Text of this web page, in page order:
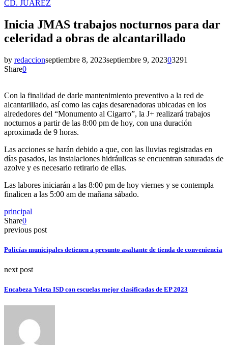
CD. JUAREZ
Inicia JMAS trabajos nocturnos para dar
celeridad a obras de alcantarillado
by redaccionseptiembre 8, 2023septiembre 9, 202303291
Share0
Con la finalidad de darle mantenimiento preventivo a la red de
alcantarillado, así como las cajas desarenadoras ubicadas en los
alrededores del “Monumento al Cigarro”, la J+ realizará trabajos
nocturnos a partir de las 8:00 pm de hoy, con una duración
aproximada de 9 horas.
Las acciones se harán debido a que, con las lluvias registradas en
días pasados, las instalaciones hidráulicas se encuentran saturadas de
azolve y es necesario retirarlo de ellas.
Las labores iniciarán a las 8:00 pm de hoy viernes y se contempla
finalicen a las 5:00 am de mañana sábado.
principal
Share0
previous post
Policías municipales detienen a presunto asaltante de tienda de conveniencia
next post
Encabeza Ysleta ISD con escuelas mejor clasificadas de EP 2023